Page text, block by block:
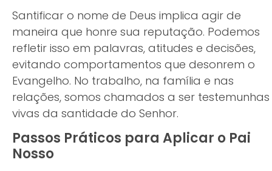
Santificar o nome de Deus implica agir de
maneira que honre sua reputação. Podemos
refletir isso em palavras, atitudes e decisões,
evitando comportamentos que desonrem o
Evangelho. No trabalho, na família e nas
relações, somos chamados a ser testemunhas
vivas da santidade do Senhor.
Passos Práticos para Aplicar o Pai
Nosso